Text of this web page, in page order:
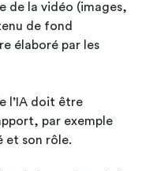
de la vidéo (images,
de fond
élaboré par les
l’IA doit être
par exemple
et son rôle.